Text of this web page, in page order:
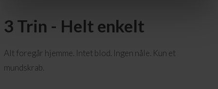
3 Trin - Helt enkelt
Alt foregår hjemme. Intet blod. Ingen nåle. Kun et
mundskrab.